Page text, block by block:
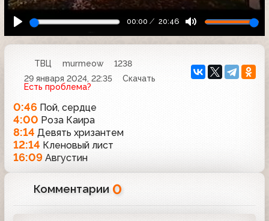
00:00 20:46
ТВЦ murmeow
1238
29 января 2024, 22:35
Скачать
Есть проблема?
0:46 Пой, сердце
4:00 Роза Каира
8:14 Девять хризантем
12:14 Кленовый лист
16:09 Августин
Комментарии 0